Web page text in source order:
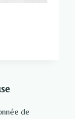
de